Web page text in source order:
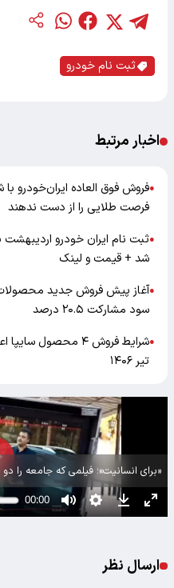
ثبت نام خودرو
اخبار مرتبط
●فروش فوق العاده ایران‌خودرو
فرصت طلایی را از دست ندهند
●
شد + قیمت و لینک
●آغاز پیش فروش جدید محصولات
سود مشارکت ۲۰.۵ درصد
●
شرایط فروش ۴
تیر ۱۴۰۶
«برای انسانیت»؛ فیلمی که جامعه را
ارسال نظر